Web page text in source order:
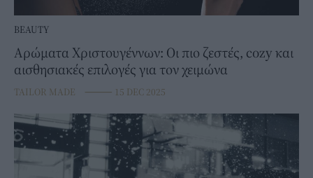
BEAUTY
Αρώματα Χριστουγέννων: Οι πιο ζεστές, cozy και
αισθησιακές επιλογές για τον χειμώνα
TAILOR MADE ⸻ 15 DEC 2025